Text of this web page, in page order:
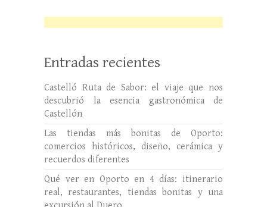
Entradas recientes
Castelló Ruta de Sabor: el viaje que nos
descubrió la esencia gastronómica de
Castellón
Las tiendas más bonitas de Oporto:
comercios históricos, diseño, cerámica y
recuerdos diferentes
Qué ver en Oporto en 4 días: itinerario
real, restaurantes, tiendas bonitas y una